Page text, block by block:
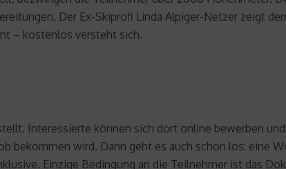
Der Ex-Skiprofi Linda Alpiger-Netzer zeigt
– kostenlos versteht sich.
Interessierte können sich dort online bewerben
bekommen wird. Dann geht es auch schon los: eine
Einzige Bedingung an die Teilnehmer ist das